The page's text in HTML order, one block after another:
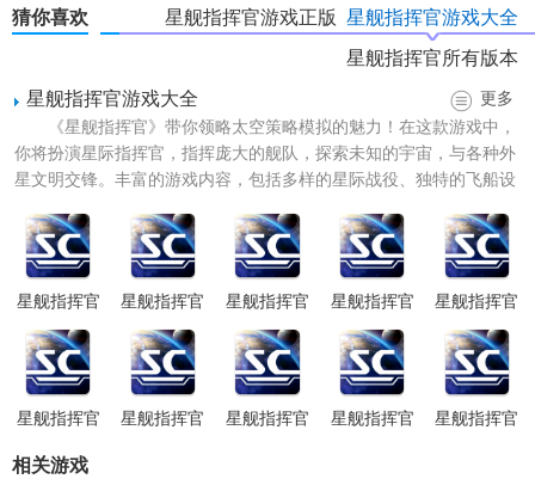
猜你喜欢 星舰指挥官游戏大全
星舰指挥官游戏正版
星舰指挥官所有版本
星舰指挥官游戏大全
更多
《星舰指挥官》带你领略太空策略模拟的魅力！在这款游戏中，
你将扮演星际指挥官，指挥庞大的舰队，探索未知的宇宙，与各种外
星文明交锋。丰富的游戏内容，包括多样的星际战役、独特的飞船设
星舰指挥官
游戏正版
星舰指挥官
游戏无限货
币版
星舰指挥官
游戏汉化版
星舰指挥官
游戏完整版
星舰指挥官
游戏纯净版
星舰指挥官
单版
星舰指挥官
星舰指挥官
星舰指挥官
星舰指挥官
相关游戏